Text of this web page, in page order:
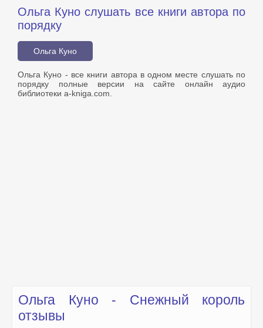
Ольга Куно слушать все книги автора по
порядку
Ольга Куно
Ольга Куно - все книги автора в одном месте слушать по
порядку полные версии на сайте онлайн аудио
библиотеки a-kniga.com.
Ольга Куно - Снежный король
отзывы